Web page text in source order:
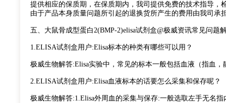
提供相应的保质期，在保质期内，我司提供免费的技术指导
由于产品本身质量问题所引起的退换货所产生的费用由我司承
五、大鼠骨成型蛋白2(BMP-2)elisa试剂盒@极威资讯常见问题
1.ELISA试剂盒用户:Elisa标本的种类有哪些可以用？
极威生物解答:Elisa实验中，常见的标本一般包括血液（指血
2.ELISA试剂盒用户:Elisa血液标本的话要怎么采集和保存呢？
极威生物解答:1.Elisa外周血的采集与保存:一般选取左手无名